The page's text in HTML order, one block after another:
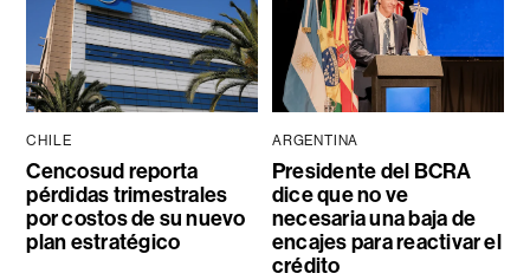
CHILE
Cencosud reporta
pérdidas trimestrales
por costos de su nuevo
plan estratégico
ARGENTINA
Presidente del BCRA
dice que no ve
necesaria una baja de
encajes para reactivar el
crédito